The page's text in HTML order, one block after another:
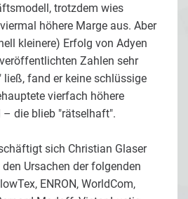
trotzdem wies
höhere Marge aus. Aber
kleinere) Erfolg von Adyen
Zahlen sehr
fand er keine schlüssige
vierfach höhere
– die blieb "rätselhaft".
sich Christian Glaser
Ursachen der folgenden
ENRON, WorldCom,